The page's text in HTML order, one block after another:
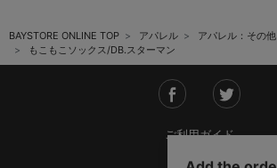
BAYSTORE ONLINE TOP アパレル
アパレル：その他
もこもこソックス/DB.スターマン
ご利用ガイド